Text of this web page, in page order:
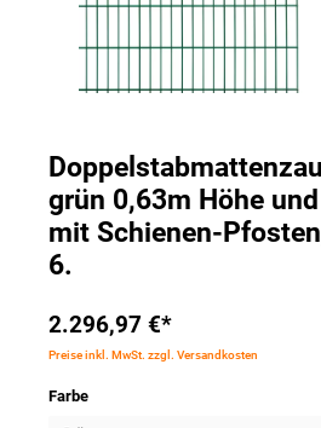
grün 0,63m Höhe
mit Schienen-
6.
2.296,97 €*
Preise inkl. MwSt. zzgl. Versandkosten
Farbe